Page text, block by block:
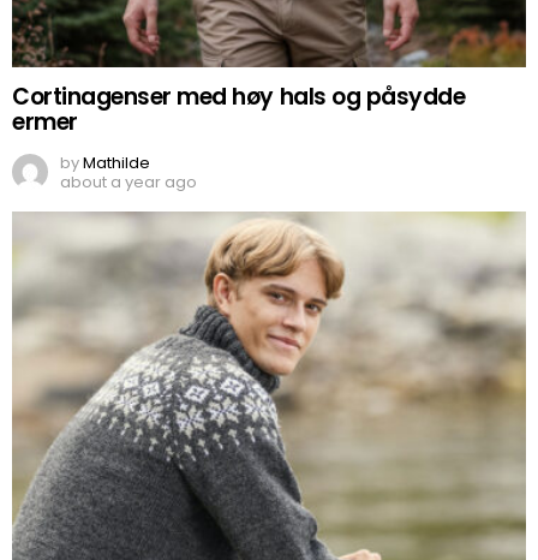
Cortinagenser med høy hals og påsydde
ermer
byMathilde
about a year ago